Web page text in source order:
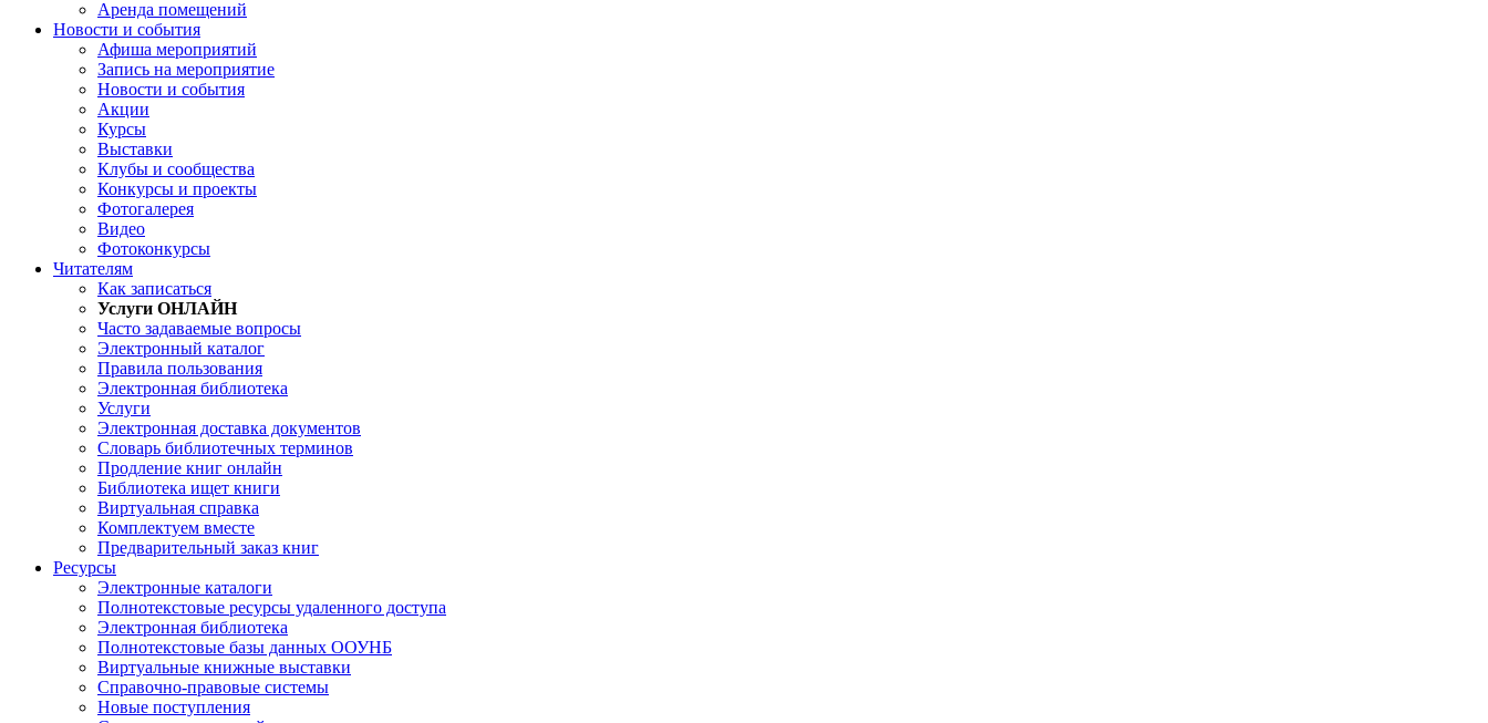
Аренда помещений
Новости и события
Афиша мероприятий
Запись на мероприятие
Новости и события
Акции
Курсы
Выставки
Клубы и сообщества
Конкурсы и проекты
Фотогалерея
Видео
Фотоконкурсы
Читателям
Как записаться
Услуги ОНЛАЙН
Часто задаваемые вопросы
Электронный каталог
Правила пользования
Электронная библиотека
Услуги
Электронная доставка документов
Словарь библиотечных терминов
Продление книг онлайн
Библиотека ищет книги
Виртуальная справка
Комплектуем вместе
Предварительный заказ книг
Ресурсы
Электронные каталоги
Полнотекстовые ресурсы удаленного доступа
Электронная библиотека
Полнотекстовые базы данных ООУНБ
Виртуальные книжные выставки
Справочно-правовые системы
Новые поступления